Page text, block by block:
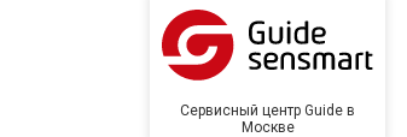
Сервисный центр Guide в
Москве